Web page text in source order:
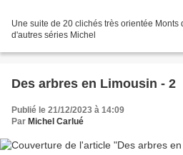
Une suite de 20 clichés très orientée Monts
d'autres séries Michel
Des arbres en Limousin - 2
Publié le 21/12/2023 à 14:09
Par Michel Carlué